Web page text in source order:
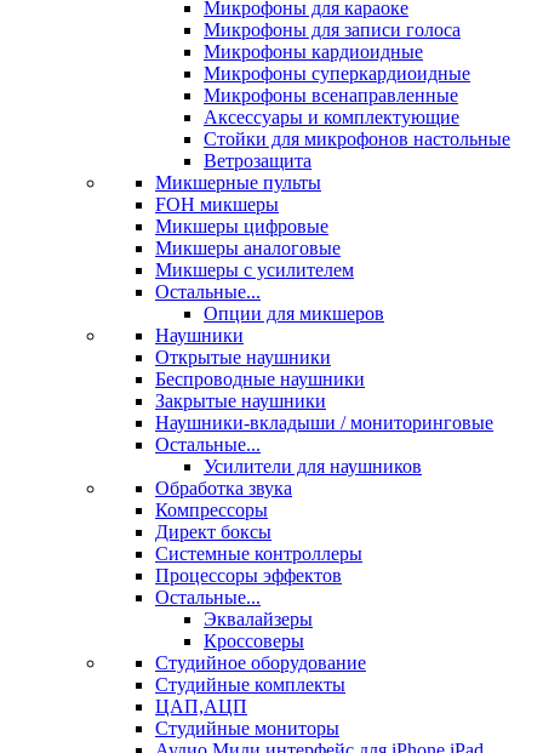
Микрофоны для караоке
Микрофоны для записи голоса
Микрофоны кардиоидные
Микрофоны суперкардиоидные
Микрофоны всенаправленные
Аксессуары и комплектующие
Стойки для микрофонов настольные
Ветрозащита
Микшерные пульты
FOH микшеры
Микшеры цифровые
Микшеры аналоговые
Микшеры с усилителем
Остальные...
Опции для микшеров
Наушники
Открытые наушники
Беспроводные наушники
Закрытые наушники
Наушники-вкладыши / мониторинговые
Остальные...
Усилители для наушников
Обработка звука
Компрессоры
Директ боксы
Системные контроллеры
Процессоры эффектов
Остальные...
Эквалайзеры
Кроссоверы
Студийное оборудование
Студийные комплекты
ЦАП,АЦП
Студийные мониторы